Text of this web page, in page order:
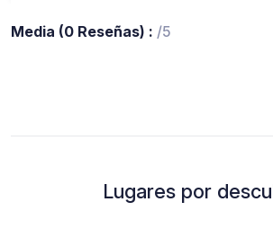
Media (0 Reseñas) : /5
Lugares por